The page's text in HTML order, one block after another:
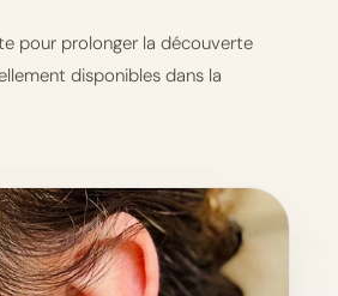
pour prolonger la découverte
disponibles dans la